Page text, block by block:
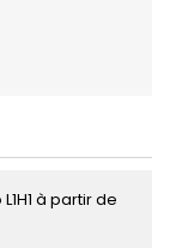
à partir de